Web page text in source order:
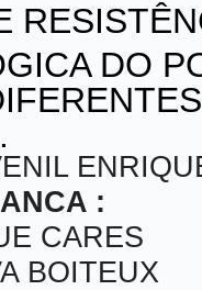
DO
:
CARES
BOITEUX